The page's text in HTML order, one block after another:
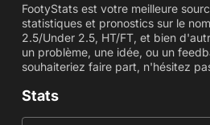
FootyStats est votre meilleure
statistiques et pronostics sur le
2.5/Under 2.5, HT/FT, et bien
un problème, une idée, ou un
souhaiteriez faire part, n'hésitez
Stats